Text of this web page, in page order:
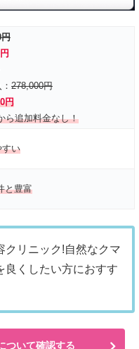
278,000円
円
ら追加料金なし！
すい
と豊富
クリニック!自然なクマ
良くしたい方におすす
ついて確認する